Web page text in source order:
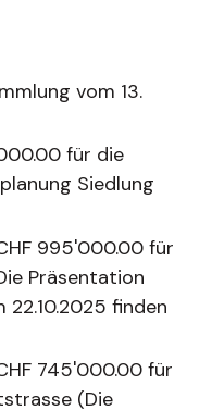
vom 13.
für die
Siedlung
995'000.00 für
Präsentation
finden
745'000.00 für
(Die